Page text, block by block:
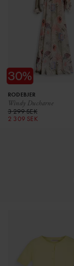
Windy Ducharne
RODEBJER
3 299 SEK
2 309 SEK